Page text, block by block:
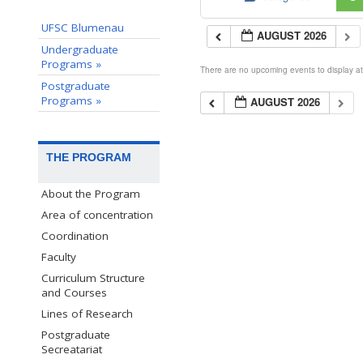
UFSC Blumenau
Undergraduate
Programs »
Postgraduate
Programs »
THE PROGRAM
About the Program
Area of concentration
Coordination
Faculty
Curriculum Structure
and Courses
Lines of Research
Postgraduate
Secreatariat
AUGUST 2026
There are no upcoming events to display
AUGUST 2026